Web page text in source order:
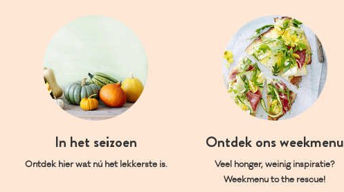
In het seizoen
Ontdek hier wat nú het lekkerste is.
Ontdek ons weekmenu
Veel honger, weinig inspiratie?
Weekmenu to the rescue!